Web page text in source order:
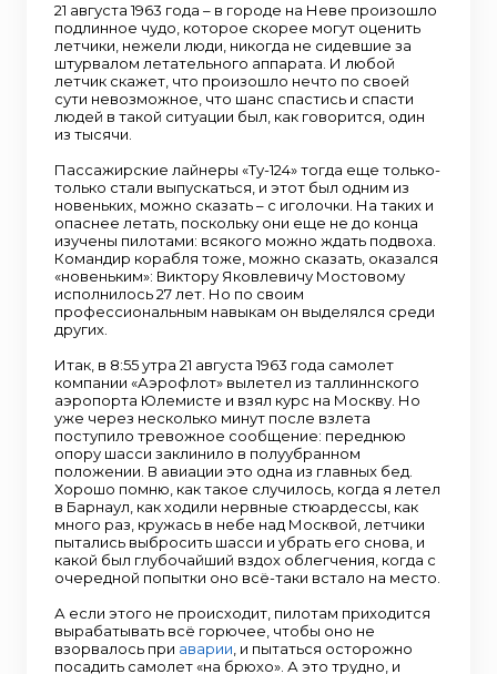
21 августа 1963 года – в городе на Неве произошло
подлинное чудо, которое скорее могут оценить
летчики, нежели люди, никогда не сидевшие за
штурвалом летательного аппарата. И любой
летчик скажет, что произошло нечто по своей
сути невозможное, что шанс спастись и спасти
людей в такой ситуации был, как говорится, один
из тысячи.
Пассажирские лайнеры «Ту-124» тогда еще только-
только стали выпускаться, и этот был одним из
новеньких, можно сказать – с иголочки. На таких и
опаснее летать, поскольку они еще не до конца
изучены пилотами: всякого можно ждать подвоха.
Командир корабля тоже, можно сказать, оказался
«новеньким»: Виктору Яковлевичу Мостовому
исполнилось 27 лет. Но по своим
профессиональным навыкам он выделялся среди
других.
Итак, в 8:55 утра 21 августа 1963 года самолет
компании «Аэрофлот» вылетел из таллиннского
аэропорта Юлемисте и взял курс на Москву. Но
уже через несколько минут после взлета
поступило тревожное сообщение: переднюю
опору шасси заклинило в полуубранном
положении. В авиации это одна из главных бед.
Хорошо помню, как такое случилось, когда я летел
в Барнаул, как ходили нервные стюардессы, как
много раз, кружась в небе над Москвой, летчики
пытались выбросить шасси и убрать его снова, и
какой был глубочайший вздох облегчения, когда с
очередной попытки оно всё-таки встало на место.
А если этого не происходит, пилотам приходится
вырабатывать всё горючее, чтобы оно не
взорвалось при аварии , и пытаться осторожно
посадить самолет «на брюхо». А это трудно, и